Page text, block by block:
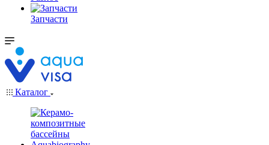
Запчасти
Каталог